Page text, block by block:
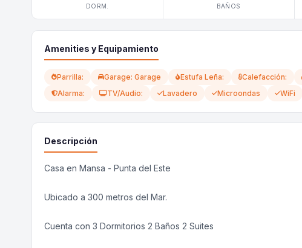
DORM. BAÑOS
Amenities y Equipamiento
Parrilla: Garage: Garage Estufa Leña: Calefacción:
Alarma:
TV/Audio: Lavadero Microondas WiFi
Descripción
Casa en Mansa - Punta del Este
Ubicado a 300 metros del Mar.
Cuenta con 3 Dormitorios 2 Baños 2 Suites